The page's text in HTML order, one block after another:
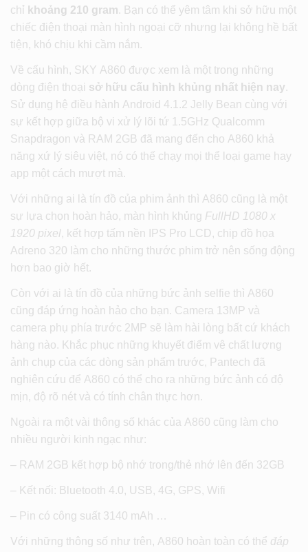
chỉ khoảng 210 gram. Bạn có thể yêm tâm khi sở hữu một
chiếc điện thoại màn hình ngoại cỡ nhưng lại không hề bất
tiện, khó chịu khi cầm nắm.
Về cấu hình, SKY A860 được xem là một trong những
dòng điện thoại sở hữu cấu hình khủng nhất hiện nay.
Sử dụng hệ điều hành Android 4.1.2 Jelly Bean cùng với
sự kết hợp giữa bộ vi xử lý lõi tứ 1.5GHz Qualcomm
Snapdragon và RAM 2GB đã mang đến cho A860 khả
năng xứ lý siêu việt, nó có thế chạy mọi thể loại game hay
app một cách mượt mà.
Với những ai là tín đồ của phim ảnh thì A860 cũng là một
sự lựa chọn hoàn hảo, màn hình khủng FullHD 1080 x
1920 pixel, kết hợp tấm nền IPS Pro LCD, chip đồ họa
Adreno 320 làm cho những thước phim trở nên sống động
hơn bao giờ hết.
Còn với ai là tín đồ của những bức ảnh selfie thì A860
cũng đáp ứng hoàn hảo cho bạn. Camera 13MP và
camera phụ phía trước 2MP sẽ làm hài lòng bất cứ khách
hàng nào. Khắc phục những khuyết điểm vê chất lượng
ảnh chụp của các dòng sản phẩm trước, Pantech đã
nghiên cứu để A860 có thể cho ra những bức ảnh có độ
mịn, độ rõ nét và có tính chân thực hơn.
Ngoài ra một vài thông số khác của A860 cũng làm cho
nhiều người kinh ngạc như:
– RAM 2GB kết hợp bộ nhớ trong/thẻ nhớ lên đến 32GB
– Kết nối: Bluetooth 4.0, USB, 4G, GPS, Wifi
– Pin có công suất 3140 mAh …
Với những thông số như trên, A860 hoàn toàn có thể đáp